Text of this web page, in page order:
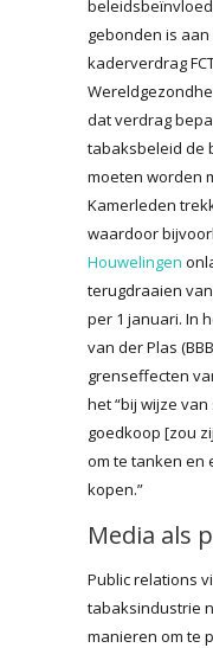
gebonden is
kaderverdrag
dat verdrag
tabaksbeleid de
moeten worden
Kamerleden
waardoor
Houwelingen
terugdraaien
per 1 januari. In
van der Plas
grenseffecten
het “bij wijze
goedkoop [zou
om te tanken en
kopen.”
Media als
Public relations
tabaksindustrie
manieren om te